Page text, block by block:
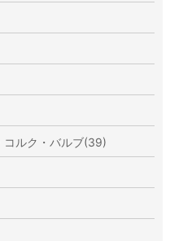
コルク・バルブ(39)